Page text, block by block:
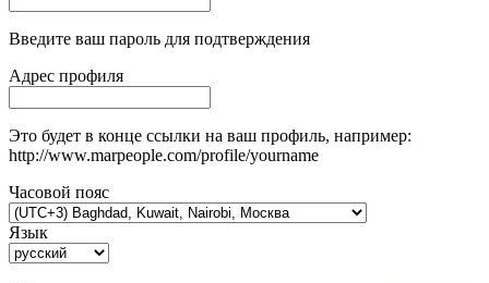
Введите ваш пароль для подтверждения
Адрес профиля
Это будет в конце ссылки на ваш профиль, например:
http://www.marpeople.com/profile/yourname
Часовой пояс
Язык